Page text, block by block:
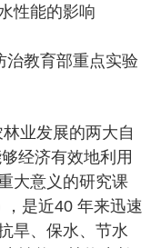
性能的影响
治教育部重点实验
业发展的两大自
经济有效地利用
大意义的研究课
是近40 年来迅速
旱、保水、节水